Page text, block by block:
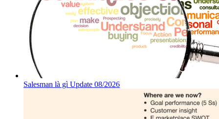
Salesman là gì Update 08/2026